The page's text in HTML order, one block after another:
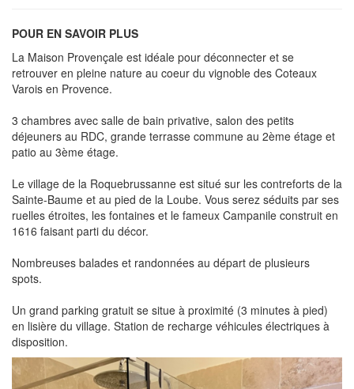
POUR EN SAVOIR PLUS
La Maison Provençale est idéale pour déconnecter et se
retrouver en pleine nature au coeur du vignoble des Coteaux
Varois en Provence.
3 chambres avec salle de bain privative, salon des petits
déjeuners au RDC, grande terrasse commune au 2ème étage et
patio au 3ème étage.
Le village de la Roquebrussanne est situé sur les contreforts de la
Sainte-Baume et au pied de la Loube. Vous serez séduits par ses
ruelles étroites, les fontaines et le fameux Campanile construit en
1616 faisant parti du décor.
Nombreuses balades et randonnées au départ de plusieurs
spots.
Un grand parking gratuit se situe à proximité (3 minutes à pied)
en lisière du village. Station de recharge véhicules électriques à
disposition.